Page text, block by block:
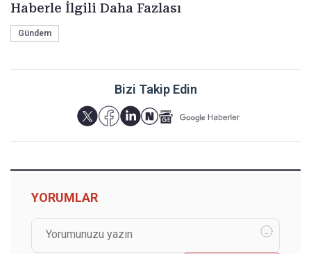
Haberle İlgili Daha Fazlası
Gündem
Bizi Takip Edin
YORUMLAR